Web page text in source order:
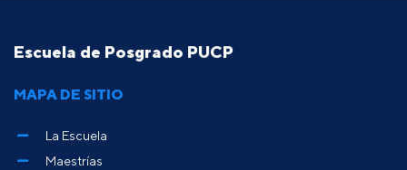
Escuela de Posgrado PUCP
MAPA DE SITIO
La Escuela
Maestrías